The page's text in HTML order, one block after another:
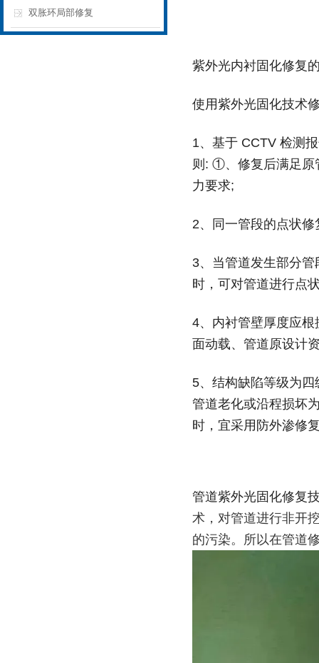
双胀环局部修复
紫外光内衬固化修复
使用紫外光固化技术
1、基于 CCTV 检测
则: ①、修复后满足原
力要求;
2、同一管段的点状
3、当管道发生部分
时，可对管道进行点
4、内衬管壁厚度应
面动载、管道原设计
5、结构缺陷等级为
管道老化或沿程损坏
时，宜采用防外渗修
管道紫外光固化修复
术，对管道进行非开
的污染。所以在管道